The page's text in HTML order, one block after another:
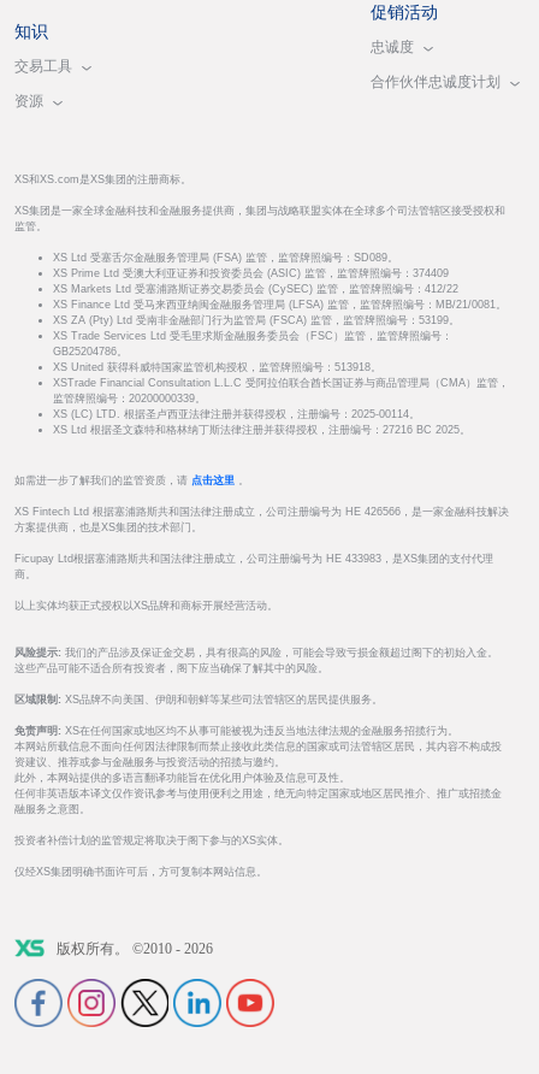
知识
交易工具
资源
促销活动
忠诚度
合作伙伴忠诚度计划
XS和XS.com是XS集团的注册商标。
XS集团是一家全球金融科技和金融服务提供商，集团与战略联盟实体在全球多个司法管辖区接受授权和
监管。
XS Ltd 受塞舌尔金融服务管理局 (FSA) 监管，监管牌照编号：SD089。
XS Prime Ltd 受澳大利亚证券和投资委员会 (ASIC) 监管，监管牌照编号：374409
XS Markets Ltd 受塞浦路斯证券交易委员会 (CySEC) 监管，监管牌照编号：412/22
XS Finance Ltd 受马来西亚纳闽金融服务管理局 (LFSA) 监管，监管牌照编号：MB/21/0081。
XS ZA (Pty) Ltd 受南非金融部门行为监管局 (FSCA) 监管，监管牌照编号：53199。
XS Trade Services Ltd 受毛里求斯金融服务委员会（FSC）监管，监管牌照编号：
GB25204786。
XS United 获得科威特国家监管机构授权，监管牌照编号：513918。
XSTrade Financial Consultation L.L.C 受阿拉伯联合酋长国证券与商品管理局（CMA）监管，
监管牌照编号：20200000339。
XS (LC) LTD. 根据圣卢西亚法律注册并获得授权，注册编号：2025-00114。
XS Ltd 根据圣文森特和格林纳丁斯法律注册并获得授权，注册编号：27216 BC 2025。
如需进一步了解我们的监管资质，请 点击这里
XS Fintech Ltd 根据塞浦路斯共和国法律注册成立，公司注册编号为 HE 426566，是一家金融科技解决
方案提供商，也是XS集团的技术部门。
Ficupay Ltd根据塞浦路斯共和国法律注册成立，公司注册编号为 HE 433983，是XS集团的支付代理
商。
以上实体均获正式授权以XS品牌和商标开展经营活动。
风险提示: 我们的产品涉及保证金交易，具有很高的风险，可能会导致亏损金额超过阁下的初始入金。
这些产品可能不适合所有投资者，阁下应当确保了解其中的风险。
区域限制: XS品牌不向美国、伊朗和朝鲜等某些司法管辖区的居民提供服务。
免责声明: XS在任何国家或地区均不从事可能被视为违反当地法律法规的金融服务招揽行为。
本网站所载信息不面向任何因法律限制而禁止接收此类信息的国家或司法管辖区居民，其内容不构成投
资建议、推荐或参与金融服务与投资活动的招揽与邀约。
此外，本网站提供的多语言翻译功能旨在优化用户体验及信息可及性。
任何非英语版本译文仅作资讯参考与使用便利之用途，绝无向特定国家或地区居民推介、推广或招揽金
融服务之意图。
投资者补偿计划的监管规定将取决于阁下参与的XS实体。
仅经XS集团明确书面许可后，方可复制本网站信息。
版权所有。 ©2010 - 2026